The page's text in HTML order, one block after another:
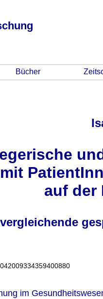
Bücher
mit
auf der
im